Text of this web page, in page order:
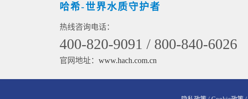
哈希-世界水质守护者
热线咨询电话：
400-820-9091 / 800-840-6026
官网地址： www.hach.com.cn